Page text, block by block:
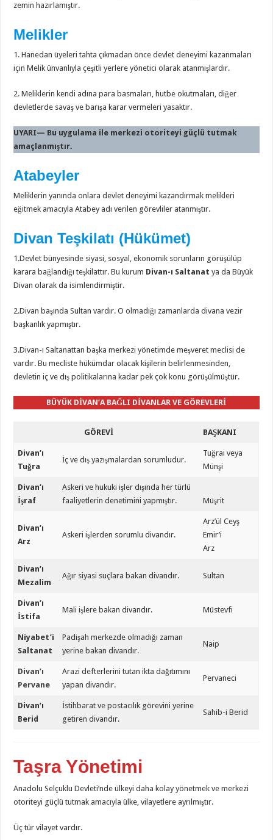
zemin hazırlamıştır.
Melikler
1. Hanedan üyeleri tahta çıkmadan önce devlet deneyimi kazanmaları
için Melik ünvanlıyla çeşitli yerlere yönetici olarak atanmışlardır.
2. Meliklerin kendi adına para basmaları, hutbe okutmaları, diğer
devletlerde savaş ve barışa karar vermeleri yasaktır.
UYARI— Bu uygulama ile merkezi otoriteyi güçlü tutmak
amaçlanmıştır.
Atabeyler
Meliklerin yanında onlara devlet deneyimi kazandırmak melikleri
eğitmek amacıyla Atabey adı verilen görevliler atanmıştır.
Divan Teşkilatı (Hükümet)
1.Devlet bünyesinde siyasi, sosyal, ekonomik sorunların görüşülüp
karara bağlandığı teşkilattır. Bu kurum Divan-ı Saltanat ya da Büyük
Divan olarak da isimlendirmiştir.
2.Divan başında Sultan vardır. O olmadığı zamanlarda divana vezir
başkanlık yapmıştır.
3.Divan-ı Saltanattan başka merkezi yönetimde meşveret meclisi de
vardır. Bu mecliste hükümdar olacak kişilerin belirlenmesinden,
devletin iç ve dış politikalarına kadar pek çok konu görüşülmüştür.
BÜYÜK DİVAN’A BAĞLI DİVANLAR VE GÖREVLERİ
GÖREVİ BAŞKANI
Divan’ı
Tuğra
İç ve dış yazışmalardan sorumludur.
Tuğrai veya
Münşi
Divan’ı
İşraf
Askeri ve hukuki işler dışında her türlü
faaliyetlerin denetimini yapmıştır.
Müşrit
Divan’ı
Arz
Askeri işlerden sorumlu divandır.
Arz’ül Ceyş
Emir’i
Arz
Divan’ı
Mezalim
Ağır siyasi suçlara bakan divandır. Sultan
Divan’ı
İstifa
Mali işlere bakan divandır. Müstevfi
Niyabet’i
Saltanat
Padişah merkezde olmadığı zaman
yerine bakan divandır.
Naip
Divan’ı
Pervane
Arazi defterlerini tutan ikta dağıtımını
yapan divandır.
Pervaneci
Divan’ı
Berid
İstihbarat ve postacılık görevini yerine
getiren divandır.
Sahib-i Berid
Taşra Yönetimi
Anadolu Selçuklu Devleti’nde ülkeyi daha kolay yönetmek ve merkezi
otoriteyi güçlü tutmak amacıyla ülke, vilayetlere ayrılmıştır.
Üç tür vilayet vardır.